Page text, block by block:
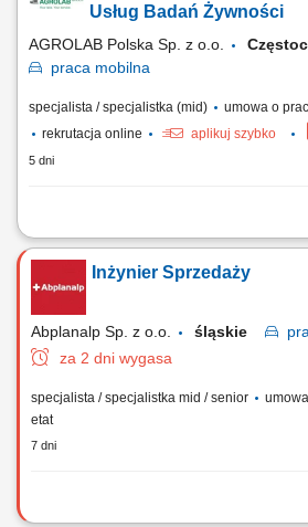
przygotowywanie ofert dopasowanych do
Usług Badań Żywności
AGROLAB Polska Sp. z o.o.
praca mobilna
specjalista / specjalistka (mid) umowa o
rekrutacja online
aplikuj szybko
5 dni
Twoje zadania: Rozwijanie sprzedaży usług
powierzonym terenie; Utrzymywanie relacji z
aktywne pozyskiwanie nowych kontrahentów;
prowadzenie rozmów handlowych i
współpracy; Doradztwo klientom w zakresie...
Inżynier Sprzedaży
Abplanalp Sp. z o.o. śląskie
za 2 dni wygasa
specjalista / specjalistka mid / senior
etat
7 dni
Twój zakres obowiązków: Rozwój sprzedaży